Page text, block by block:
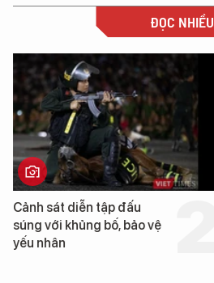
ĐỌC NHIỀU
Cảnh sát diễn tập đấu
súng với khủng bố, bảo vệ
yếu nhân